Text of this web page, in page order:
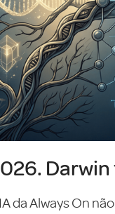
da Always On